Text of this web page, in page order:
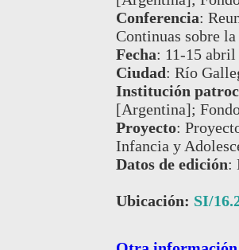
Conferencia:
Continuas sobre
Fecha: 11-15 abril
Ciudad: Río
Institución
[Argentina];
Proyecto:
Infancia y
Datos de edición:
Ubicación: SI/